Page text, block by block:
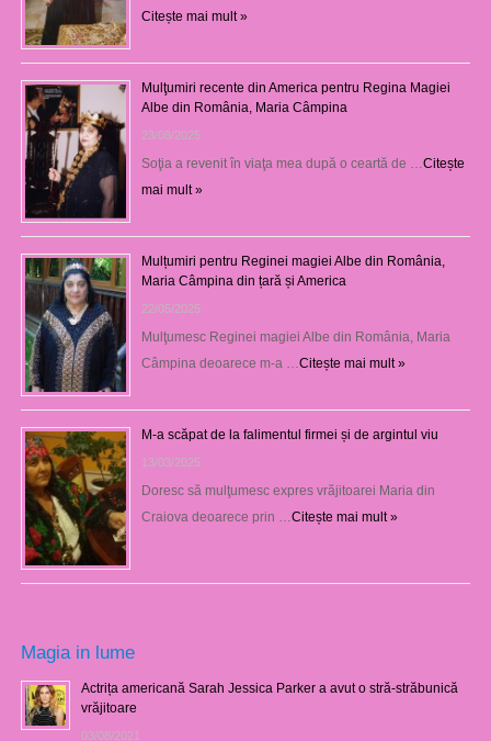
Citește mai mult »
Mulţumiri recente din America pentru Regina Magiei
Albe din România, Maria Câmpina
23/08/2025
Soţia a revenit în viaţa mea după o ceartă de … Citește
mai mult »
Mulțumiri pentru Reginei magiei Albe din România,
Maria Câmpina din țară și America
22/05/2025
Mulţumesc Reginei magiei Albe din România, Maria
Câmpina deoarece m-a … Citește mai mult »
M-a scăpat de la falimentul firmei și de argintul viu
13/03/2025
Doresc să mulţumesc expres vrăjitoarei Maria din
Craiova deoarece prin … Citește mai mult »
Magia in lume
Actrița americană Sarah Jessica Parker a avut o stră-străbunică
vrăjitoare
03/08/2021